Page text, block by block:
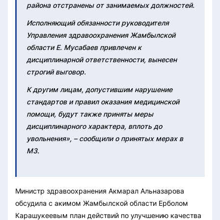
района отстранены от занимаемых должностей.
Исполняющий обязанности руководителя
Управления здравоохранения Жамбылской
области Е. Мусабаев привлечен к
дисциплинарной ответственности, вынесен
строгий выговор.
К другим лицам, допустившим нарушение
стандартов и правил оказания медицинской
помощи, будут также приняты меры
дисциплинарного характера, вплоть до
увольнения», – сообщили о принятых мерах в
МЗ.
Министр здравоохранения Акмарал Альназарова
обсудила с акимом Жамбылской области Ерболом
Карашукеевым план действий по улучшению качества